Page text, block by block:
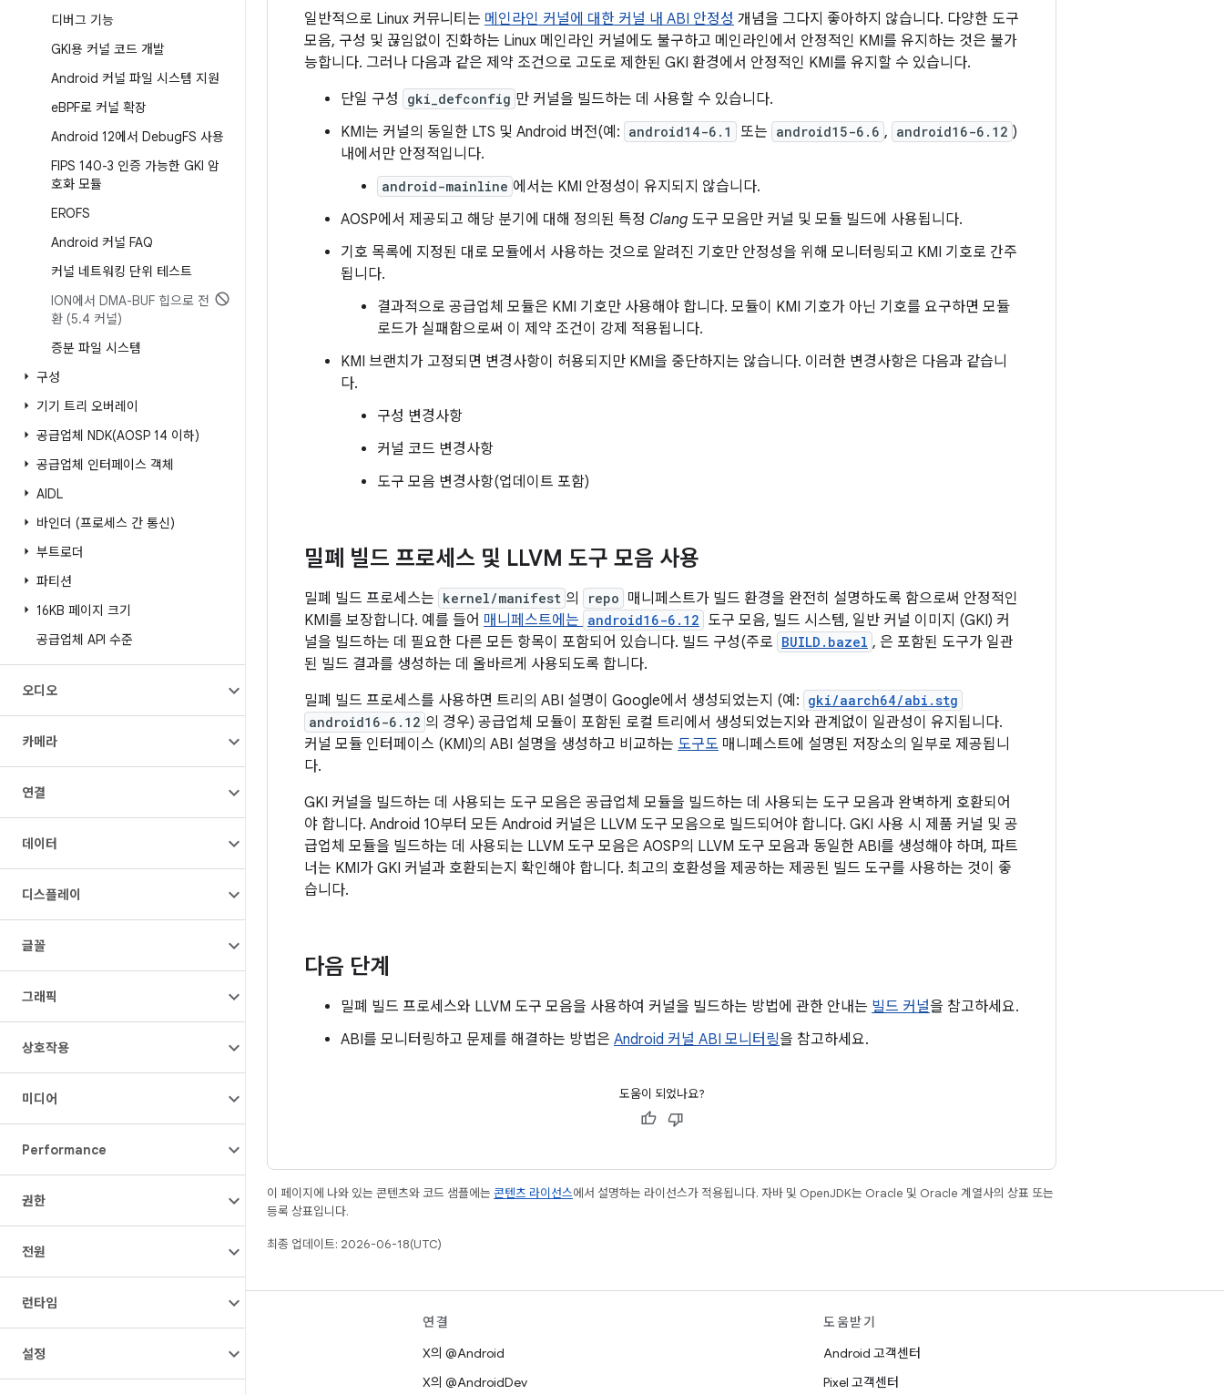
디버그 기능
GKI용 커널 코드 개발
Android 커널 파일 시스템 지원
eBPF로 커널 확장
Android 12에서 DebugFS 사용
FIPS 140-3 인증 가능한 GKI 암
호화 모듈
EROFS
Android 커널 FAQ
커널 네트워킹 단위 테스트
ION에서 DMA-BUF 힙으로 전
환 (5.4 커널)
증분 파일 시스템
구성
기기 트리 오버레이
공급업체 NDK(AOSP 14 이하)
공급업체 인터페이스 객체
AIDL
바인더 (프로세스 간 통신)
부트로더
파티션
16KB 페이지 크기
공급업체 API 수준
오디오
카메라
연결
데이터
디스플레이
글꼴
그래픽
상호작용
미디어
Performance
권한
전원
런타임
설정
일반적으로 Linux 커뮤니티는 메인라인 커널에 대한 커널 내 ABI 안정성 개념을 그다지 좋아하지 않습니다. 다양한 도구
모음, 구성 및 끊임없이 진화하는 Linux 메인라인 커널에도 불구하고 메인라인에서 안정적인 KMI를 유지하는 것은 불가
능합니다. 그러나 다음과 같은 제약 조건으로 고도로 제한된 GKI 환경에서 안정적인 KMI를 유지할 수 있습니다.
단일 구성
gki_defconfig 만 커널을 빌드하는 데 사용할 수 있습니다.
KMI는 커널의 동일한 LTS 및 Android 버전(예: android14-6.1 또는 android15-6.6 , android16-6.12 )
내에서만 안정적입니다.
android-mainline 에서는 KMI 안정성이 유지되지 않습니다.
AOSP에서 제공되고 해당 분기에 대해 정의된 특정 Clang 도구 모음만 커널 및 모듈 빌드에 사용됩니다.
기호 목록에 지정된 대로 모듈에서 사용하는 것으로 알려진 기호만 안정성을 위해 모니터링되고 KMI 기호로 간주
됩니다.
결과적으로 공급업체 모듈은 KMI 기호만 사용해야 합니다. 모듈이 KMI 기호가 아닌 기호를 요구하면 모듈
로드가 실패함으로써 이 제약 조건이 강제 적용됩니다.
KMI 브랜치가 고정되면 변경사항이 허용되지만 KMI을 중단하지는 않습니다. 이러한 변경사항은 다음과 같습니
다.
구성 변경사항
커널 코드 변경사항
도구 모음 변경사항(업데이트 포함)
밀폐 빌드 프로세스 및 LLVM 도구 모음 사용
밀폐 빌드 프로세스는 kernel/manifest 의 repo 매니페스트가 빌드 환경을 완전히 설명하도록 함으로써 안정적인
KMI를 보장합니다. 예를 들어 매니페스트에는 android16-6.12 도구 모음, 빌드 시스템, 일반 커널 이미지 (GKI) 커
널을 빌드하는 데 필요한 다른 모든 항목이 포함되어 있습니다. 빌드 구성(주로 BUILD.bazel , 은 포함된 도구가 일관
된 빌드 결과를 생성하는 데 올바르게 사용되도록 합니다.
밀폐 빌드 프로세스를 사용하면 트리의 ABI 설명이 Google에서 생성되었는지 (예: gki/aarch64/abi.stg
android16-6.12 의 경우) 공급업체 모듈이 포함된 로컬 트리에서 생성되었는지와 관계없이 일관성이 유지됩니다.
커널 모듈 인터페이스 (KMI)의 ABI 설명을 생성하고 비교하는 도구도 매니페스트에 설명된 저장소의 일부로 제공됩니
다.
GKI 커널을 빌드하는 데 사용되는 도구 모음은 공급업체 모듈을 빌드하는 데 사용되는 도구 모음과 완벽하게 호환되어
야 합니다. Android 10부터 모든 Android 커널은 LLVM 도구 모음으로 빌드되어야 합니다. GKI 사용 시 제품 커널 및 공
급업체 모듈을 빌드하는 데 사용되는 LLVM 도구 모음은 AOSP의 LLVM 도구 모음과 동일한 ABI를 생성해야 하며, 파트
너는 KMI가 GKI 커널과 호환되는지 확인해야 합니다. 최고의 호환성을 제공하는 제공된 빌드 도구를 사용하는 것이 좋
습니다.
다음 단계
밀폐 빌드 프로세스와 LLVM 도구 모음을 사용하여 커널을 빌드하는 방법에 관한 안내는 빌드 커널을 참고하세요.
ABI를 모니터링하고 문제를 해결하는 방법은 Android 커널 ABI 모니터링을 참고하세요.
도움이 되었나요?
이 페이지에 나와 있는 콘텐츠와 코드 샘플에는 콘텐츠 라이선스에서 설명하는 라이선스가 적용됩니다. 자바 및 OpenJDK는 Oracle 및 Oracle 계열사의 상표 또는
등록 상표입니다.
최종 업데이트: 2026-06-18(UTC)
Android 저장소
요구사항
연결
X의 @Android
X의 @AndroidDev
도움받기
Android 고객센터
Pixel 고객센터